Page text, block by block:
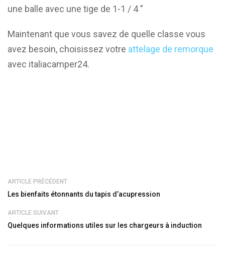
une balle avec une tige de 1-1 / 4 ”
Maintenant que vous savez de quelle classe vous
avez besoin, choisissez votre attelage de remorque
avec italiacamper24.
ARTICLE PRÉCÉDENT
Les bienfaits étonnants du tapis d’acupression
ARTICLE SUIVANT
Quelques informations utiles sur les chargeurs à induction